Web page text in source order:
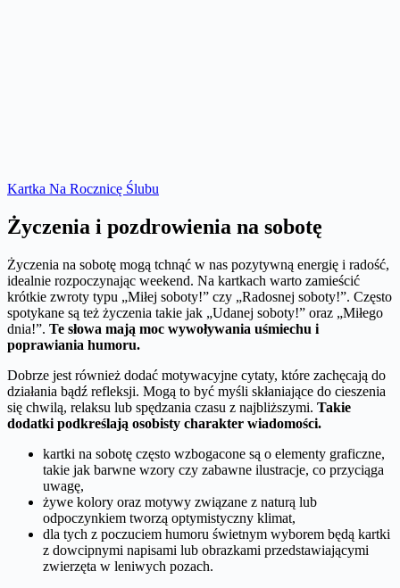
Kartka Na Rocznicę Ślubu
Życzenia i pozdrowienia na sobotę
Życzenia na sobotę mogą tchnąć w nas pozytywną energię i radość,
idealnie rozpoczynając weekend. Na kartkach warto zamieścić
krótkie zwroty typu „Miłej soboty!” czy „Radosnej soboty!”. Często
spotykane są też życzenia takie jak „Udanej soboty!” oraz „Miłego
dnia!”. Te słowa mają moc wywoływania uśmiechu i
poprawiania humoru.
Dobrze jest również dodać motywacyjne cytaty, które zachęcają do
działania bądź refleksji. Mogą to być myśli skłaniające do cieszenia
się chwilą, relaksu lub spędzania czasu z najbliższymi. Takie
dodatki podkreślają osobisty charakter wiadomości.
kartki na sobotę często wzbogacone są o elementy graficzne,
takie jak barwne wzory czy zabawne ilustracje, co przyciąga
uwagę,
żywe kolory oraz motywy związane z naturą lub
odpoczynkiem tworzą optymistyczny klimat,
dla tych z poczuciem humoru świetnym wyborem będą kartki
z dowcipnymi napisami lub obrazkami przedstawiającymi
zwierzęta w leniwych pozach.